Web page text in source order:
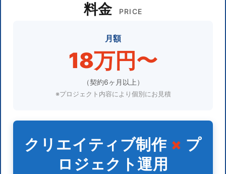
料金 PRICE
月額
18万円〜
（契約6ヶ月以上）
※プロジェクト内容により個別にお見積
クリエイティブ制作 × プ
ロジェクト運用